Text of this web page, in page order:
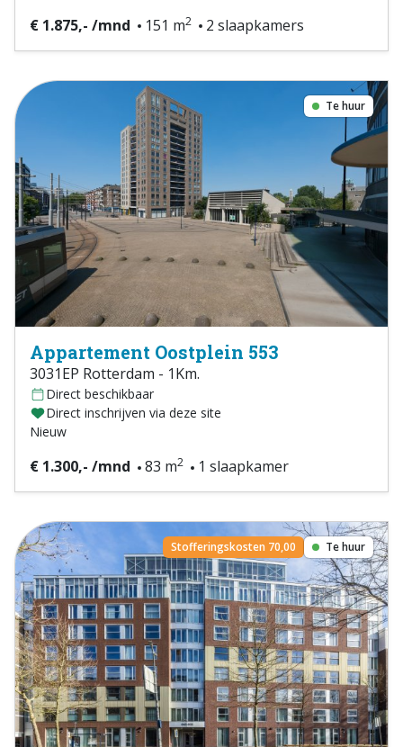
€ 1.875,- /mnd 151 m2 2 slaapkamers
Te huur
Appartement Oostplein 553
3031EP Rotterdam - 1Km.
Direct beschikbaar
Direct inschrijven via deze site
Nieuw
€ 1.300,- /mnd 83 m2 1 slaapkamer
Stofferingskosten 70,00 Te huur